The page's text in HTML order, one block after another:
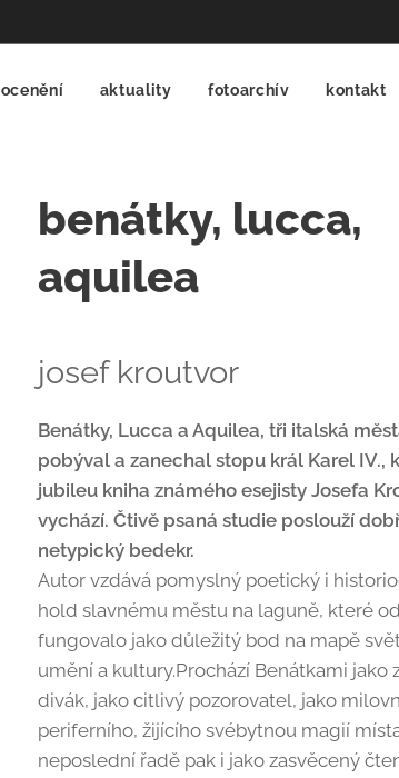
ocenění aktuality fotoarchív kontakt
benátky, lucca,
aquilea
josef kroutvor
Benátky, Lucca a Aquilea, tři italská
pobýval a zanechal stopu král Karel IV.,
jubileu kniha známého esejisty Josefa
vychází. Čtivě psaná studie poslouží
netypický bedekr.
Autor vzdává pomyslný poetický i
hold slavnému městu na laguně, které
fungovalo jako důležitý bod na mapě
umění a kultury.Prochází Benátkami jako
divák, jako citlivý pozorovatel, jako
periferního, žijícího svébytnou magií
neposlední řadě pak i jako zasvěcený